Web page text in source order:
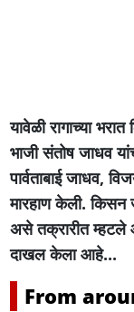
यावेळी रागाच्या
भाजी संतोष जाधव
पार्वताबाई जाधव,
मारहाण केली. किसन
असे तक्रारीत म्हटले
दाखल केला आहे...
From